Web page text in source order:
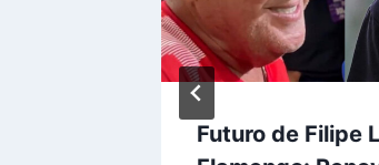
Futuro de Filipe